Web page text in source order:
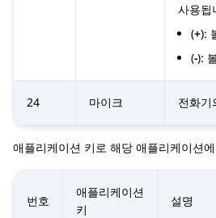
사용됩
(+):
(-):
24 마이크 전화기
애플리케이션 키로 해당 애플리케이션
번호
애플리케이션
키
설명